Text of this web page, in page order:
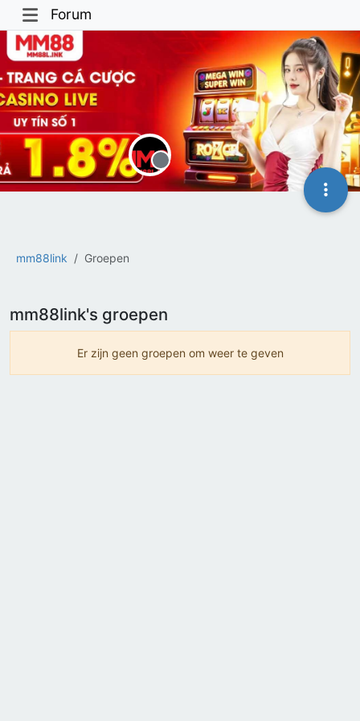
Forum
mm88link Groepen
Offline
mm88link's groepen
Er zijn geen groepen om weer te geven